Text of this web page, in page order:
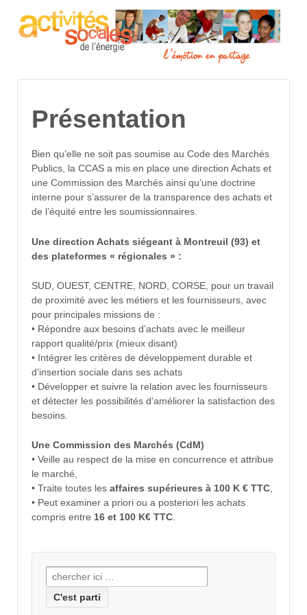
Présentation
Bien qu’elle ne soit pas soumise au Code des Marchés
Publics, la CCAS a mis en place une direction Achats et
une Commission des Marchés ainsi qu’une doctrine
interne pour s’assurer de la transparence des achats et
de l’équité entre les soumissionnaires.
Une direction Achats siégeant à Montreuil (93) et
des plateformes « régionales » :
SUD, OUEST, CENTRE, NORD, CORSE, pour un travail
de proximité avec les métiers et les fournisseurs, avec
pour principales missions de :
• Répondre aux besoins d’achats avec le meilleur
rapport qualité/prix (mieux disant)
• Intégrer les critères de développement durable et
d’insertion sociale dans ses achats
• Développer et suivre la relation avec les fournisseurs
et détecter les possibilités d’améliorer la satisfaction des
besoins.
Une Commission des Marchés (CdM)
• Veille au respect de la mise en concurrence et attribue
le marché,
• Traite toutes les affaires supérieures à 100 K € TTC,
• Peut examiner a priori ou a posteriori les achats
compris entre 16 et 100 K€ TTC.
Recherche pour: